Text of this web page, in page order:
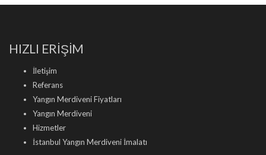
HIZLI ERİŞİM
İletişim
Referans
Yangın Merdiveni Fiyatları
Yangın Merdiveni
Hizmetler
İstanbul Yangın Merdiveni İmalatı